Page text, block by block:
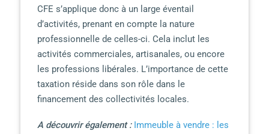
CFE s’applique donc à un large éventail
d’activités, prenant en compte la nature
professionnelle de celles-ci. Cela inclut les
activités commerciales, artisanales, ou encore
les professions libérales. L’importance de cette
taxation réside dans son rôle dans le
financement des collectivités locales.
A découvrir également : Immeuble à vendre : les